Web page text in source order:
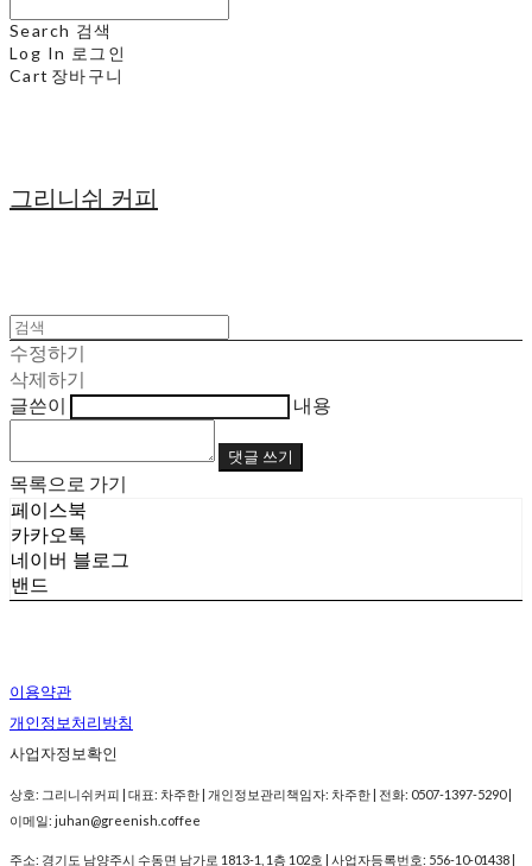
Search 검색
Log In 로그인
Cart 장바구니
그리니쉬 커피
수정하기
삭제하기
글쓴이
내용
댓글 쓰기
목록으로 가기
페이스북
카카오톡
네이버 블로그
밴드
이용약관
개인정보처리방침
사업자정보확인
상호: 그리니쉬커피 | 대표: 차주한 | 개인정보관리책임자: 차주한 | 전화: 0507-1397-5290 |
이메일: juhan@greenish.coffee
주소: 경기도 남양주시 수동면 남가로 1813-1, 1층 102호 | 사업자등록번호: 556-10-01438 |